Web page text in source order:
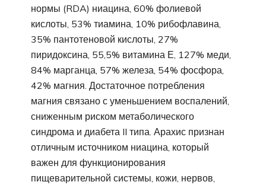
нормы (RDA) ниацина, 60% фолиевой
кислоты, 53% тиамина, 10% рибофлавина,
35% пантотеновой кислоты, 27%
пиридоксина, 55,5% витамина Е, 127% меди,
84% марганца, 57% железа, 54% фосфора,
42% магния. Достаточное потребления
магния связано с уменьшением воспалений,
сниженным риском метаболического
синдрома и диабета II типа. Арахис признан
отличным источником ниацина, который
важен для функционирования
пищеварительной системы, кожи, нервов,